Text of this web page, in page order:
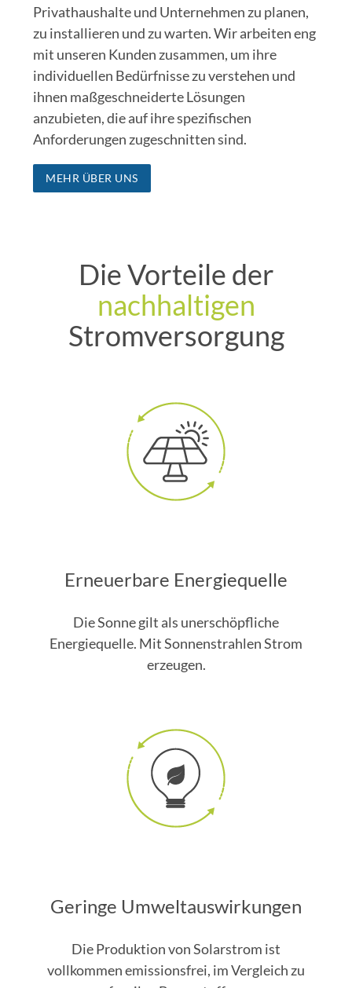
Privathaushalte und Unternehmen zu planen,
zu installieren und zu warten. Wir arbeiten eng
mit unseren Kunden zusammen, um ihre
individuellen Bedürfnisse zu verstehen und
ihnen maßgeschneiderte Lösungen
anzubieten, die auf ihre spezifischen
Anforderungen zugeschnitten sind.
MEHR ÜBER UNS
Die Vorteile der
nachhaltigen
Stromversorgung
Erneuerbare Energiequelle
Die Sonne gilt als unerschöpfliche
Energiequelle. Mit Sonnenstrahlen Strom
erzeugen.
Geringe Umweltauswirkungen
Die Produktion von Solarstrom ist
vollkommen emissionsfrei, im Vergleich zu